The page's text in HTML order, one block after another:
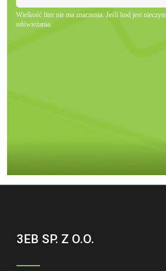
Wielkość liter nie ma znaczenia. Jeśli kod jest
odświeżania.
3EB SP. Z O.O.